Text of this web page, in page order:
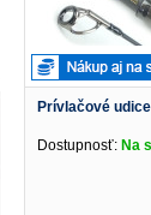
Prívlačové
Dostupnosť: Na